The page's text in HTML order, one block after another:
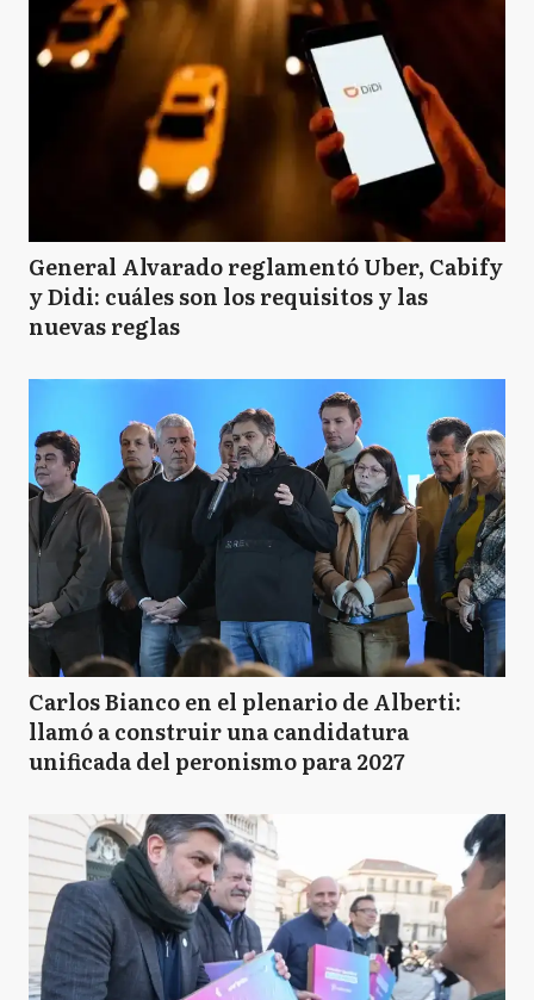
General Alvarado reglamentó Uber, Cabify
y Didi: cuáles son los requisitos y las
nuevas reglas
Carlos Bianco en el plenario de Alberti:
llamó a construir una candidatura
unificada del peronismo para 2027